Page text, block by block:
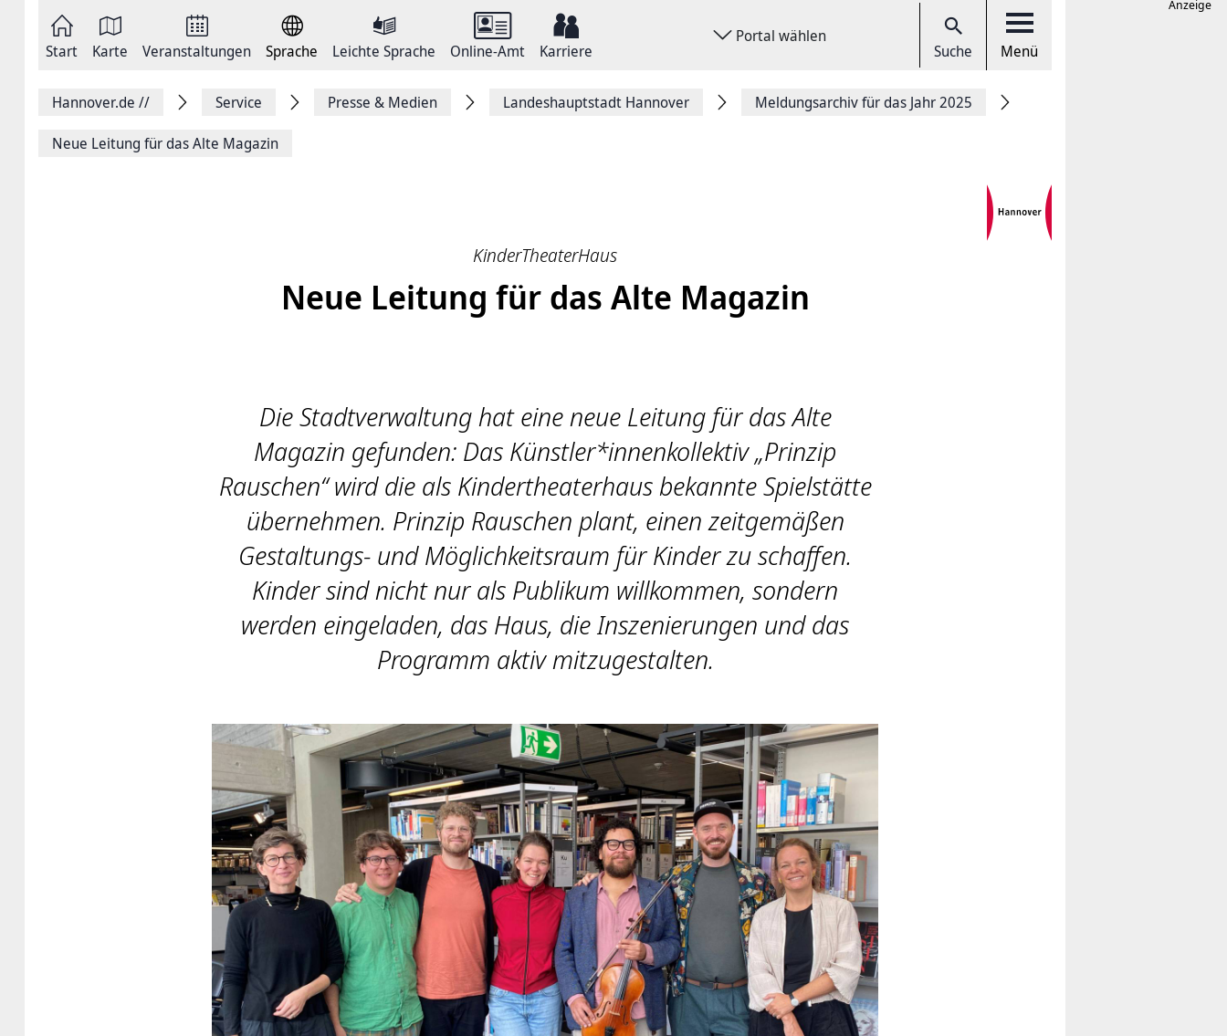
springen
Start Karte Veranstaltungen Sprache Leichte Sprache Online-Amt Karriere
Portal wählen
Suche Menü
FacebookHannover.de // Service Presse & Medien Landeshauptstadt Hannover Meldungsarchiv für das Jahr 2025
Neue Leitung für das Alte Magazin
KinderTheaterHaus
Neue Leitung für das Alte Magazin
Die Stadtverwaltung hat eine neue Leitung für das Alte
Magazin gefunden: Das Künstler*innenkollektiv „Prinzip
Rauschen“ wird die als Kindertheaterhaus bekannte Spielstätte
übernehmen. Prinzip Rauschen plant, einen zeitgemäßen
Gestaltungs- und Möglichkeitsraum für Kinder zu schaffen.
Kinder sind nicht nur als Publikum willkommen, sondern
werden eingeladen, das Haus, die Inszenierungen und das
Programm aktiv mitzugestalten.
Anzeige